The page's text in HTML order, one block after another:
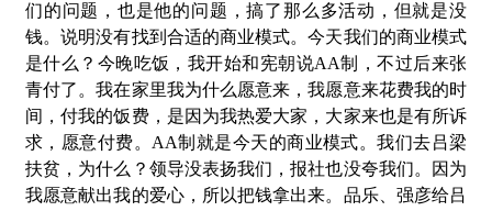
们的问题，也是他的问题，搞了那么多活动，但就是没
钱。说明没有找到合适的商业模式。今天我们的商业模式
是什么？今晚吃饭，我开始和宪朝说AA制，不过后来张
青付了。我在家里我为什么愿意来，我愿意来花费我的时
间，付我的饭费，是因为我热爱大家，大家来也是有所诉
求，愿意付费。AA制就是今天的商业模式。我们去吕梁
扶贫，为什么？领导没表扬我们，报社也没夸我们。因为
我愿意献出我的爱心，所以把钱拿出来。品乐、强彦给吕